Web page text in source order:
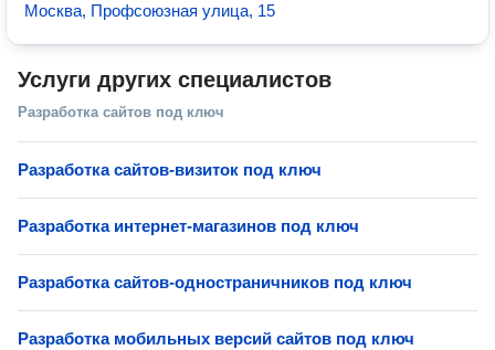
Москва, Профсоюзная улица, 15
Услуги других специалистов
Разработка сайтов под ключ
Разработка сайтов-визиток под ключ
Разработка интернет-магазинов под ключ
Разработка сайтов-одностраничников под ключ
Разработка мобильных версий сайтов под ключ